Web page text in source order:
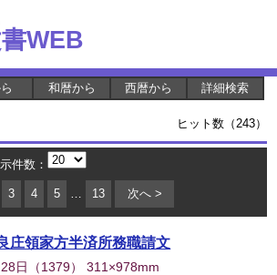
WEB
和暦から 西暦から 詳細検索
ヒット数（243）
件数：
3 4 5 … 13 次へ >
庄領家方半済所務職請文
日 （1379） 311×978mm